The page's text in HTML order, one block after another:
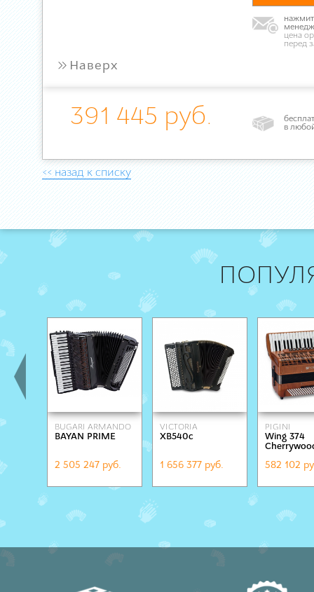
цена
перед
» Наверх
391 445 руб.
в
<< назад к списку
BUGARI ARMANDO
BAYAN PRIME
2 505 247 руб.
VICTORIA
XB540c
1 656 377 руб.
PIGINI
Wing 374
582 102